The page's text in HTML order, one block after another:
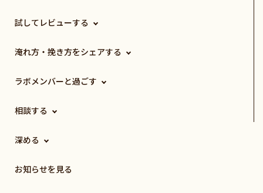
試してレビューする
淹れ方・挽き方をシェアする
ラボメンバーと過ごす
相談する
深める
お知らせを見る